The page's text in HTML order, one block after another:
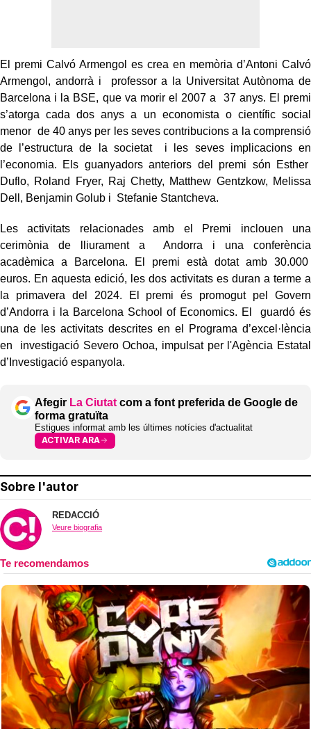
El premi Calvó Armengol es crea en memòria d’Antoni Calvó
Armengol, andorrà i professor a la Universitat Autònoma de
Barcelona i la BSE, que va morir el 2007 a 37 anys. El premi
s’atorga cada dos anys a un economista o científic social
menor de 40 anys per les seves contribucions a la comprensió
de l’estructura de la societat i les seves implicacions en
l’economia. Els guanyadors anteriors del premi són Esther
Duflo, Roland Fryer, Raj Chetty, Matthew Gentzkow, Melissa
Dell, Benjamin Golub i Stefanie Stantcheva.
Les activitats relacionades amb el Premi inclouen una
cerimònia de lliurament a Andorra i una conferència
acadèmica a Barcelona. El premi està dotat amb 30.000
euros. En aquesta edició, les dos activitats es duran a terme a
la primavera del 2024. El premi és promogut pel Govern
d’Andorra i la Barcelona School of Economics. El guardó és
una de les activitats descrites en el Programa d’excel·lència
en investigació Severo Ochoa, impulsat per l'Agència Estatal
d’Investigació espanyola.
Afegir La Ciutat com a font preferida de Google de
forma gratuïta
Estigues informat amb les últimes notícies d'actualitat
ACTIVAR ARA
Sobre l'autor
REDACCIÓ
Veure biografia